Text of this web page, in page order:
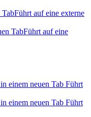
TabFührt auf eine externe
TabFührt auf eine
einem neuen Tab Führt
einem neuen Tab Führt